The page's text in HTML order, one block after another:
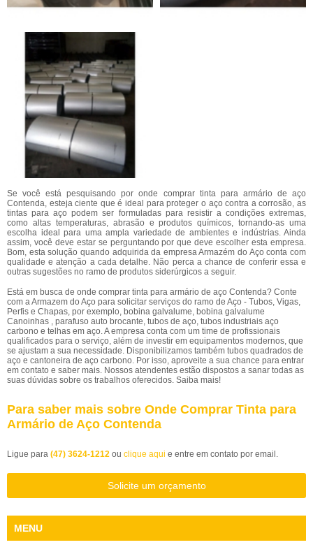
Se você está pesquisando por onde comprar tinta para armário de aço
Contenda, esteja ciente que é ideal para proteger o aço contra a corrosão, as
tintas para aço podem ser formuladas para resistir a condições extremas,
como altas temperaturas, abrasão e produtos químicos, tornando-as uma
escolha ideal para uma ampla variedade de ambientes e indústrias. Ainda
assim, você deve estar se perguntando por que deve escolher esta empresa.
Bom, esta solução quando adquirida da empresa Armazém do Aço conta com
qualidade e atenção a cada detalhe. Não perca a chance de conferir essa e
outras sugestões no ramo de produtos siderúrgicos a seguir.
Está em busca de onde comprar tinta para armário de aço Contenda? Conte
com a Armazem do Aço para solicitar serviços do ramo de Aço - Tubos, Vigas,
Perfis e Chapas, por exemplo, bobina galvalume, bobina galvalume
Canoinhas , parafuso auto brocante, tubos de aço, tubos industriais aço
carbono e telhas em aço. A empresa conta com um time de profissionais
qualificados para o serviço, além de investir em equipamentos modernos, que
se ajustam a sua necessidade. Disponibilizamos também tubos quadrados de
aço e cantoneira de aço carbono. Por isso, aproveite a sua chance para entrar
em contato e saber mais. Nossos atendentes estão dispostos a sanar todas as
suas dúvidas sobre os trabalhos oferecidos. Saiba mais!
Para saber mais sobre Onde Comprar Tinta para
Armário de Aço Contenda
Ligue para (47) 3624-1212 ou clique aqui e entre em contato por email.
Solicite um orçamento
MENU